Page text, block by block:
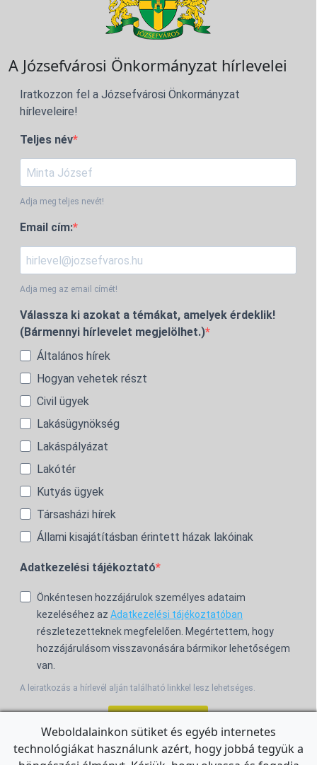
A Józsefvárosi Önkormányzat hírlevelei
Iratkozzon fel a Józsefvárosi Önkormányzat
hírleveleire!
Teljes név
Adja meg teljes nevét!
Email cím:
Adja meg az email címét!
Válassza ki azokat a témákat, amelyek érdeklik!
(Bármennyi hírlevelet megjelölhet.)
Általános hírek
Hogyan vehetek részt
Civil ügyek
Lakásügynökség
Lakáspályázat
Lakótér
Kutyás ügyek
Társasházi hírek
Állami kisajátításban érintett házak lakóinak
Adatkezelési tájékoztató
Önkéntesen hozzájárulok személyes adataim
kezeléséhez az Adatkezelési tájékoztatóban
részletezetteknek megfelelően. Megértettem, hogy
hozzájárulásom visszavonására bármikor lehetőségem
van.
A leiratkozás a hírlevél alján található linkkel lesz lehetséges.
For the English Newsletter, clickHERE.
Weboldalainkon sütiket és egyéb internetes
technológiákat használunk azért, hogy jobbá tegyük a